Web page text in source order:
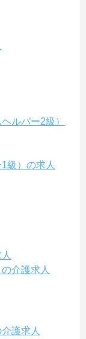
ルパー2級）
級）の求人
介護求人
護求人